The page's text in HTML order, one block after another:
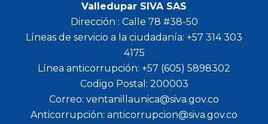
Valledupar SIVA SAS
Dirección : Calle 78 #38-50
Líneas de servicio a la ciudadanía: +57 314 303
4175
Línea anticorrupción: +57 (605) 5898302
Codigo Postal: 200003
Correo: ventanillaunica@siva.gov.co
Anticorrupción: anticorrupcion@siva.gov.co